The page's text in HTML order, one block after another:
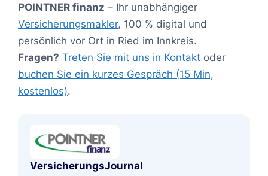
POINTNER finanz – Ihr unabhängiger
Versicherungsmakler, 100 % digital und
persönlich vor Ort in Ried im Innkreis.
Fragen? Treten Sie mit uns in Kontakt oder
buchen Sie ein kurzes Gespräch (15 Min,
kostenlos).
VersicherungsJournal